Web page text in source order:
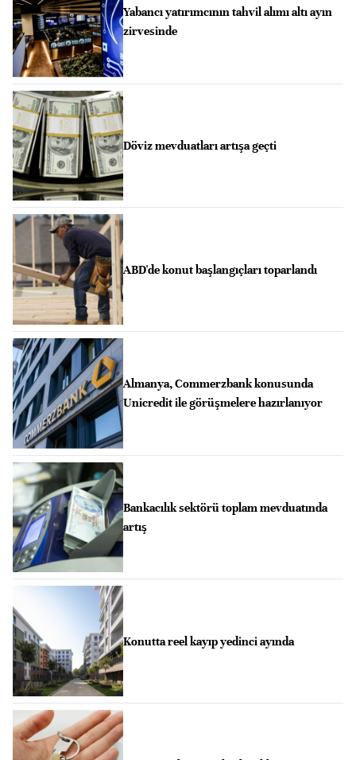
Yabancı yatırımcının tahvil alımı altı ayın
zirvesinde
Döviz mevduatları artışa geçti
ABD'de konut başlangıçları toparlandı
Almanya, Commerzbank konusunda
Unicredit ile görüşmelere hazırlanıyor
Bankacılık sektörü toplam mevduatında
artış
Konutta reel kayıp yedinci ayında